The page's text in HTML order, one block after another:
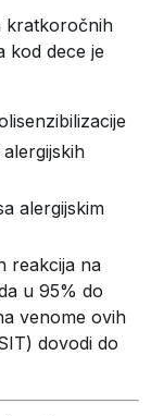
kratkoročnih
kod dece je
alergijskim
reakcija na
u 95% do
venome ovih
dovodi do